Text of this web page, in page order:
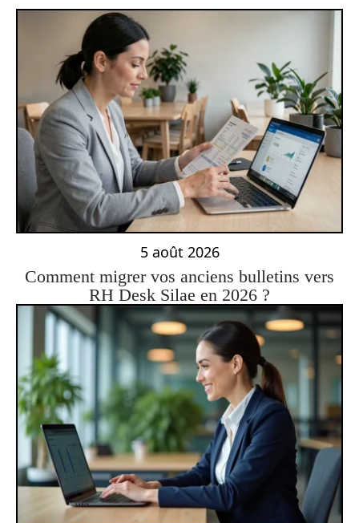
5 août 2026
Comment migrer vos anciens bulletins vers
RH Desk Silae en 2026 ?